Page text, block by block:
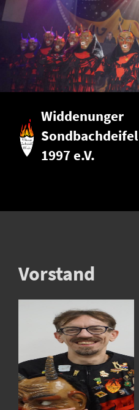
Widdenunger
Sondbachdeifel
1997 e.V.
Vorstand